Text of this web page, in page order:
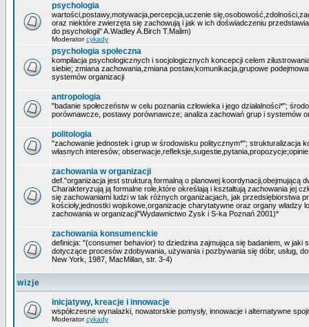
psychologia
wartości,postawy,motywacja,percepcja,uczenie
oraz niektóre zwierzęta się zachowują i jak w ich doświadczeniu
do psychologii" A.Wadley A.Birch T.Malim)
Moderatorcykady
psychologia społeczna
kompilacja psychologicznych i socjologicznych koncepcji celem
siebie; zmiana zachowania,zmiana postaw,komunikacja,grupowe
systemów organizacji
antropologia
"badanie społeczeństw w celu poznania człowieka i jego działalności*";
porównawcze, postawy porównawcze; analiza zachowań grup i systemów
politologia
"zachowanie jednostek i grup w środowisku politycznym*"; strukturalizacja
własnych interesów;
zachowania w organizacji
def."organizacja jest strukturą formalną o planowej koordynacji,obejmującą
Charakteryzują ją formalne role,które określają i kształtują zachowania jej
się zachowaniami ludzi w tak różnych organizacjach, jak przedsiębiorstwa
kościoły,jednostki wojskowe,organizacje charytatywne oraz organy władzy
zachowania w organizacji"Wydawnictwo Zysk i S-ka Poznań 2001)*
zachowania konsumenckie
definicja: "(consumer behavior) to dziedzina zajmująca się badaniem, w jaki
dotyczące procesów zdobywania, używania i pozbywania się dóbr, usług,
New York, 1987, MacMillan, str. 3-4)
wizje
inicjatywy, kreacje i innowacje
współczesne wynalazki, nowatorskie pomysły, innowacje i alternatywne
Moderatorcykady